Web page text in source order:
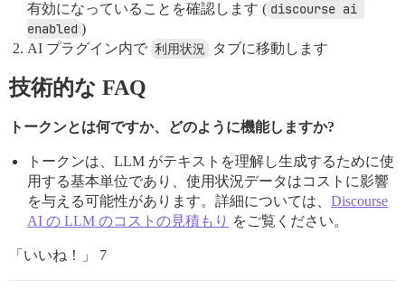
有効になっていることを確認します ( discourse ai
enabled )
AI プラグイン内で 利用状況 タブに移動します
技術的な FAQ
トークンとは何ですか、どのように機能しますか?
トークンは、LLM がテキストを理解し生成するために使
用する基本単位であり、使用状況データはコストに影響
を与える可能性があります。詳細については、 Discourse
AI の LLM のコストの見積もり をご覧ください。
「いいね！」 7